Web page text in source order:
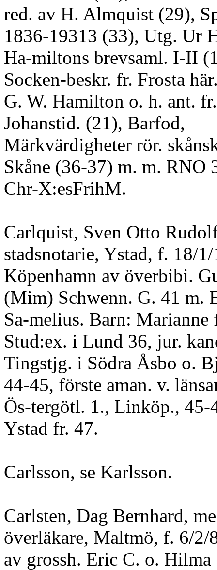
red. av H. Almquist (29),
1836-19313 (33), Utg. Ur
Ha-miltons brevsaml. I-II
Socken-beskr. fr. Frosta
G. W. Hamilton o. h. ant.
Johanstid. (21), Barfod,
Märkvärdigheter rör.
Skåne (36-37) m. m. RNO
Chr-X:esFrihM.
Carlquist, Sven Otto
stadsnotarie, Ystad, f. 18/
Köpenhamn av överbibi.
(Mim) Schwenn. G. 41 m.
Sa-melius. Barn:
Stud:ex. i Lund 36, jur.
Tingstjg. i Södra Åsbo o.
44-45, förste aman. v.
Ös-tergötl. 1., Linköp., 45-
Ystad fr. 47.
Carlsson, se Karlsson.
Carlsten, Dag Bernhard,
överläkare, Maltmö, f. 6/2/
av grossh. Eric C. o.